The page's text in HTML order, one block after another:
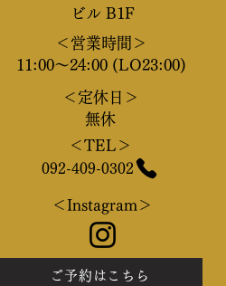
ビル B1F
＜営業時間＞
11:00～24:00 (LO23:00)
＜定休日＞
​無休
＜TEL＞
092-409-0302
＜Instagram＞
ご予約はこちら